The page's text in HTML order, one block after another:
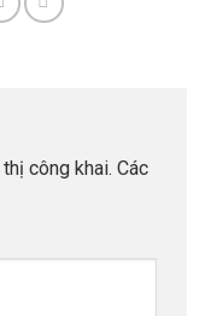
công khai. Các